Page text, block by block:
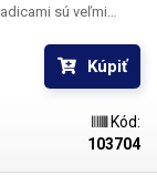
sú veľmi
Kúpiť
Kód:
103704